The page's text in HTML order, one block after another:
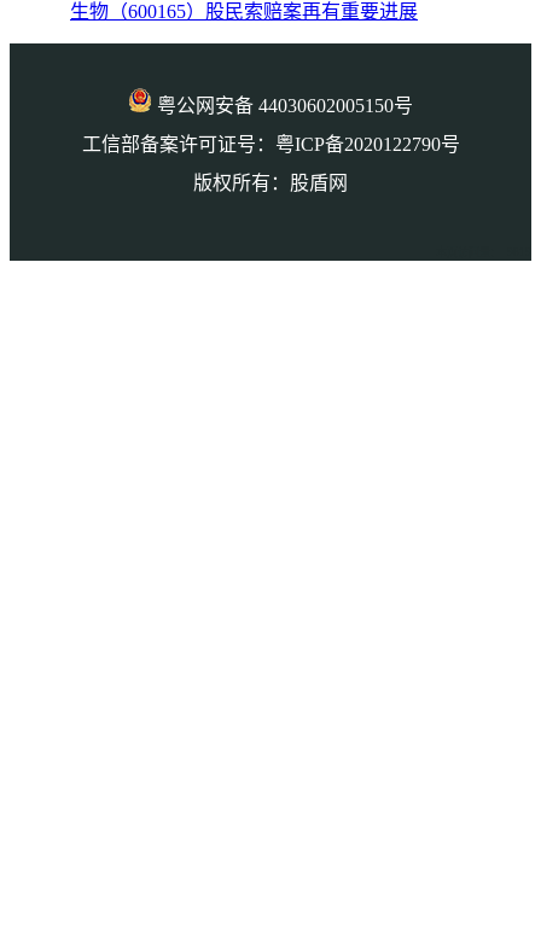
生物（600165）股民索赔案再有重要进展
粤公网安备 44030602005150号
工信部备案许可证号：粤ICP备2020122790号
版权所有：股盾网